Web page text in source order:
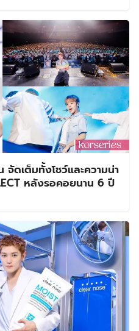
ดเต็มทั้งโชว์และความน่า
หลังรอคอยนาน 6 ปี